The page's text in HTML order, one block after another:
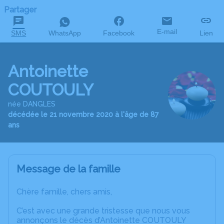
Partager
SMS WhatsApp Facebook E-mail Lien
Antoinette
COUTOULY
née DANGLES
décédée le 21 novembre 2020 à l'âge de 87
ans
Message de la famille
Chère famille, chers amis,
C’est avec une grande tristesse que nous vous
annonçons le décès d’Antoinette COUTOULY